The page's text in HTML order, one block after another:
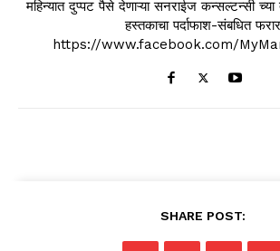
महिन्यात दुप्पट पैसे देणाऱ्या सनराईज कन्सल्टन्सी
हस्तकाचा पर्दाफाश-संबधित फरार
https://www.facebook.com/
SHARE POST: